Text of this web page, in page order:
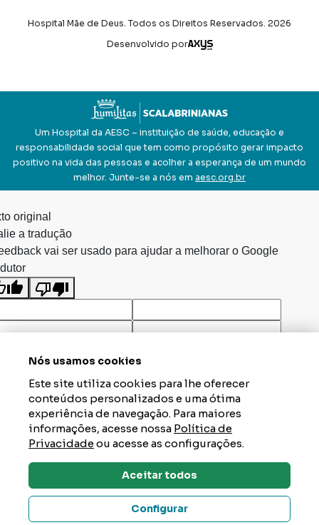
Hospital Mãe de Deus. Todos os Direitos Reservados. 2026
Desenvolvido por
Axysweb
Um Hospital da AESC – instituição de saúde, educação e
responsabilidade social que tem como propósito gerar impacto
positivo na vida das pessoas e acolher a esperança de um mundo
melhor. Junte-se a nós em aesc.org.br
Dúvidas? Tire Aqui
Nós usamos cookies
Este site utiliza cookies para lhe oferecer
conteúdos personalizados e uma ótima
experiência de navegação. Para maiores
informações, acesse nossa Política de
Privacidadeou acesse as configurações.
Aceitar todos
Configurar
original
a tradução
vai ser usado para ajudar a melhorar o Google